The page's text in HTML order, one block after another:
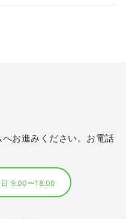
へお進みください。お電話
日 9:00〜18:00